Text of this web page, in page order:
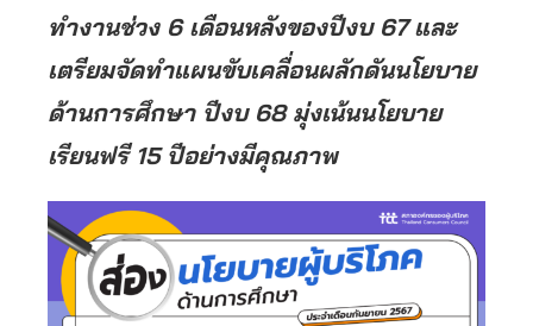
ทำงานช่วง 6 เดือนหลังของปีงบ 67 และ
เตรียมจัดทำแผนขับเคลื่อนผลักดันนโยบาย
ด้านการศึกษา ปีงบ 68 มุ่งเน้นนโยบาย
เรียนฟรี 15 ปีอย่างมีคุณภาพ